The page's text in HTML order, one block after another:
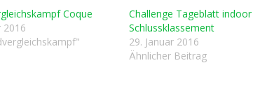
Coque
2016
Challenge Tageblatt indoor
Schlussklassement
29. Januar 2016
Ähnlicher Beitrag